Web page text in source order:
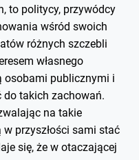
to politycy, przywódcy
wśród swoich
różnych szczebli
własnego
osobami publicznymi i
takich zachowań.
na takie
przyszłości sami stać
się, że w otaczającej